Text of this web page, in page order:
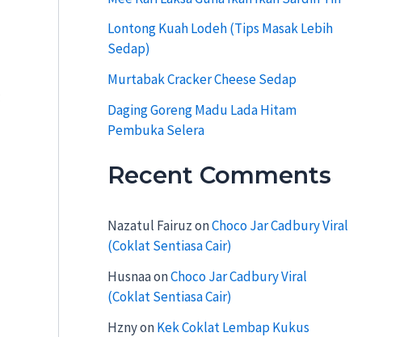
Lontong Kuah Lodeh (Tips Masak Lebih
Sedap)
Murtabak Cracker Cheese Sedap
Daging Goreng Madu Lada Hitam
Pembuka Selera
Recent Comments
Nazatul FairuzonChoco Jar Cadbury Viral
(Coklat Sentiasa Cair)
HusnaaonChoco Jar Cadbury Viral
(Coklat Sentiasa Cair)
HznyonKek Coklat Lembap Kukus